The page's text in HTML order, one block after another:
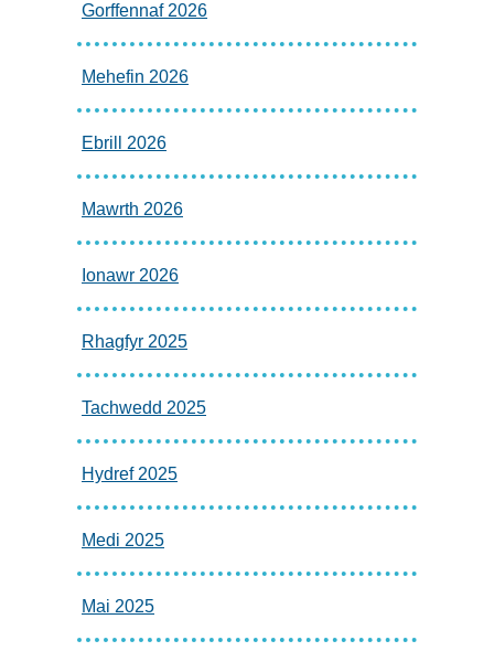
Gorffennaf 2026
Mehefin 2026
Ebrill 2026
Mawrth 2026
Ionawr 2026
Rhagfyr 2025
Tachwedd 2025
Hydref 2025
Medi 2025
Mai 2025